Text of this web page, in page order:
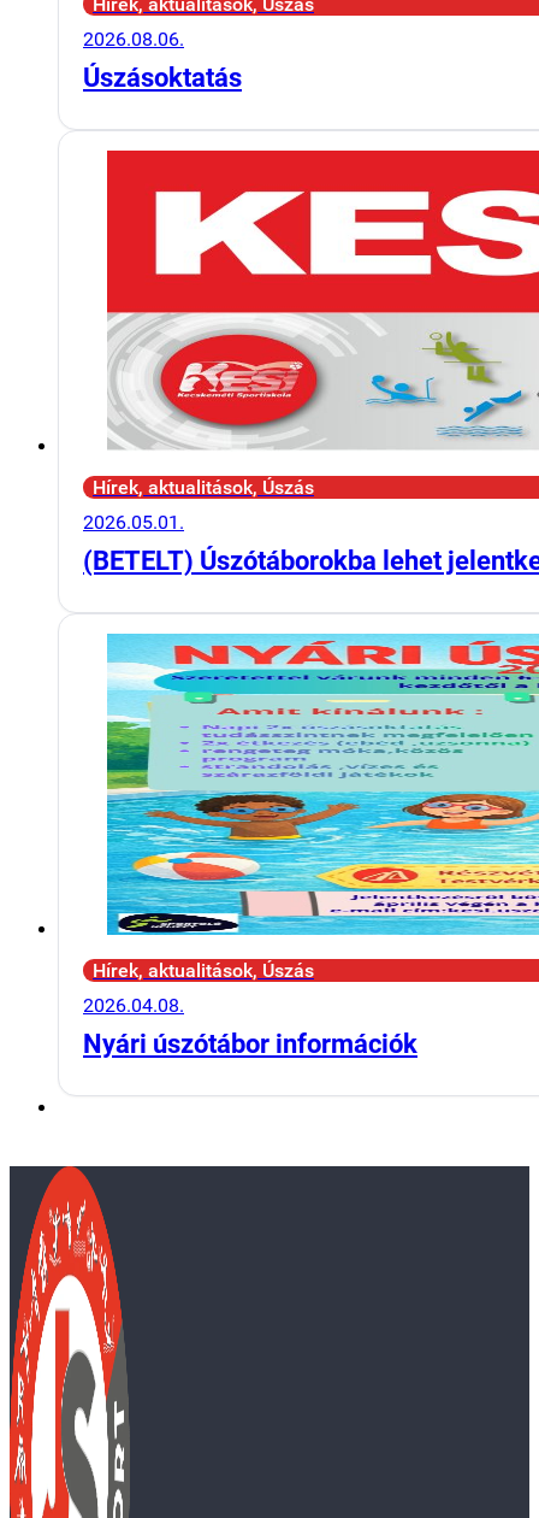
2026.08.06.
Úszásoktatás
Hírek, aktualitások, Úszás
2026.05.01.
(BETELT) Úszótáborokba lehet
Hírek, aktualitások, Úszás
2026.04.08.
Nyári úszótábor információk